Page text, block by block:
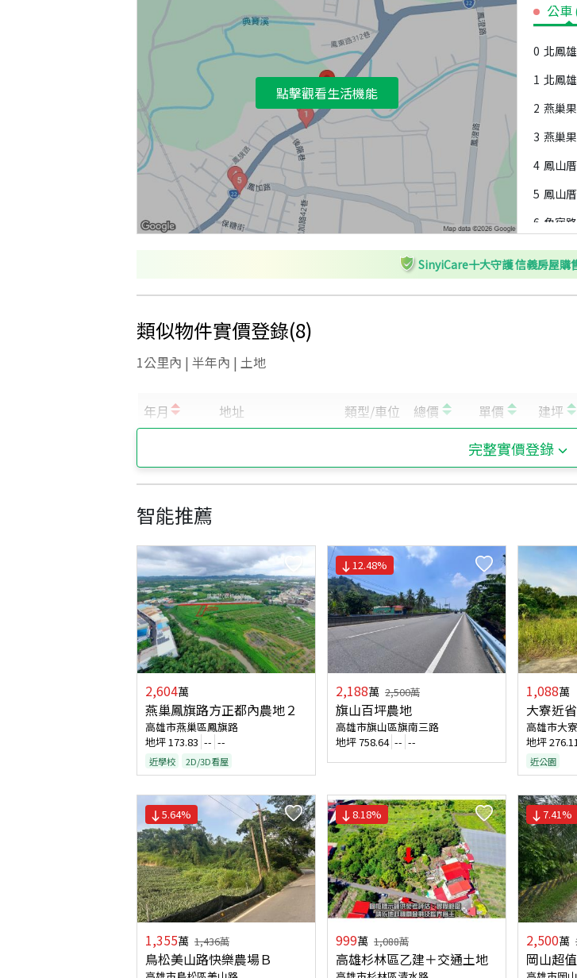
點擊觀看生活機能
公車
0 北鳳雄
1 北鳳雄
2 燕巢
3 燕巢
4 鳳山厝
5 鳳山厝
6 角宿
SinyiCare十大守護 信義房屋購
類似物件實價登錄(8)
1公里內 | 半年內 | 土地
完整實價登錄
智能推薦
2,604萬
燕巢鳳旗路方正都內農地２
高雄市燕巢區鳳旗路
地坪173.83 -- --
近學校 2D/3D看屋
12.48%
2,188萬 2,500萬
旗山百坪農地
高雄市旗山區旗南三路
地坪758.64 -- --
1,088萬
大寮近
高雄市大
地坪
近公園
5.64%
1,355萬 1,436萬
鳥松美山路快樂農場Ｂ
8.18%
999萬 1,088萬
高雄杉林區乙建＋交通土地
7.41%
2,500萬
岡山超